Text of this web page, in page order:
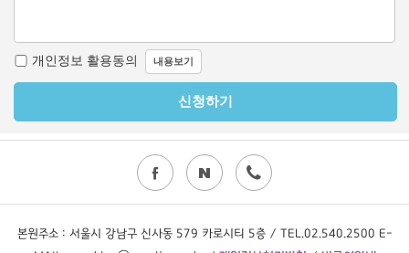
본원주소 : 서울시 강남구 신사동 579 카로시티 5층 / TEL.02.540.2500 E-